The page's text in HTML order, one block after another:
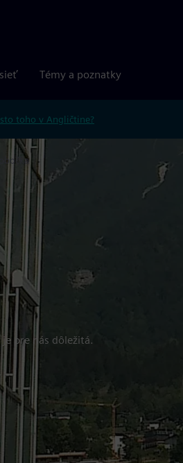
Témy a poznatky
toho v Angličtine?
pre nás dôležitá.